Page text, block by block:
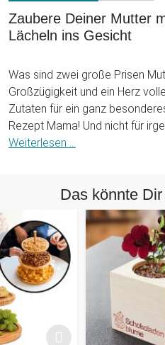
Zaubere Deiner Mutter
Lächeln ins Gesicht
Was sind zwei große Prisen
Großzügigkeit und ein Herz
Zutaten für ein ganz
Rezept Mama! Und nicht für
Deine Mama! Ein solches
tolle Antwort auf die Frage:
zu Weihnachten? Außerdem
dazu, Deiner Mutter ein
Lächeln ins Gesicht zu zaubern.
Jede Mutter freut sich über
ist die Erziehung von Kindern
wenn es natürlich Spaß macht
Heranwachsen zuzuschauen.
Weiterlesen ...
Das könnte